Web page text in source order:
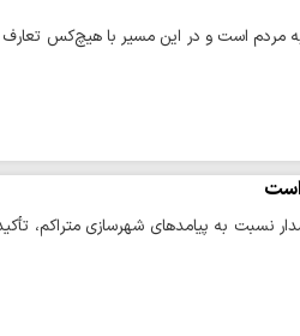
است و در این مسیر با هیچ‌کس تعارف
است
به پیامدهای شهرسازی متراکم،